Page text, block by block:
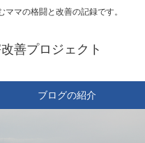
マの格闘と改善の記録です。
善プロジェクト
ブログの紹介